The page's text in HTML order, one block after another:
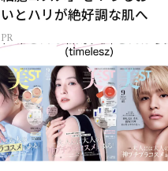
いとハリが絶好調な肌へ